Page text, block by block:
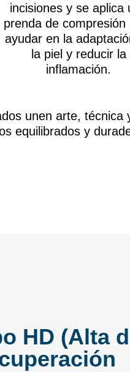
incisiones y se aplica
prenda de compresión
ayudar en la
la piel y reducir la
inflamación.
unen arte, técnica
equilibrados y
HD (Alta